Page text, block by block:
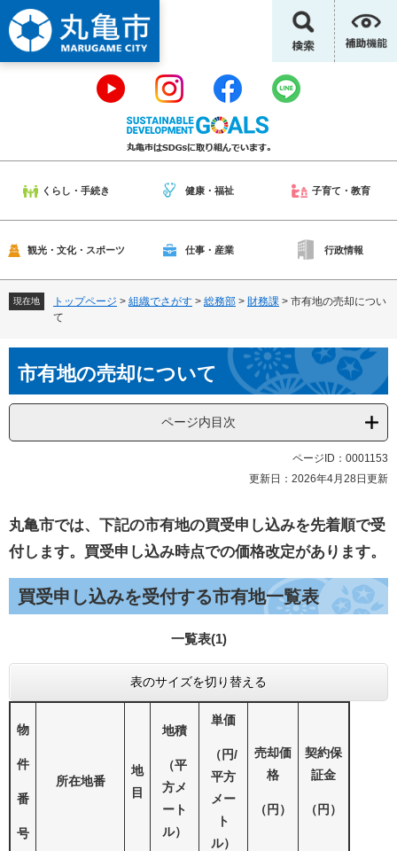
ー
ジ
の
。
ニ
ュ
ー
て
くらし・手続き 健康・福祉 子育て・教育
観光・文化・スポーツ 仕事・産業 行政情報
現在地 トップページ > 組織でさがす > 総務部 > 財務課 > 市有地の売却につい
て
文市有地の売却について
ページ内目次
ページID：0001153
更新日：2026年4月28日更新
丸亀市では、下記の市有地の買受申し込みを先着順で受
付します。買受申し込み時点での価格改定があります。
買受申し込みを受付する市有地一覧表
一覧表(1)
表のサイズを切り替える
物
件
番
号
所在地番
地
目
地積
（平
方メ
ート
ル）
単価
（円/
平方
メー
ト
ル）
売却価
格
（円）
契約保
証金
（円）